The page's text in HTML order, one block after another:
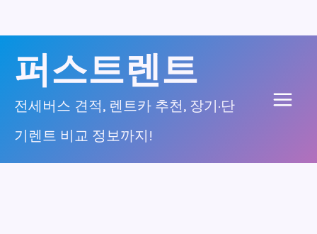
너
퍼스트렌트
전세버스 견적, 렌트카 추천, 장기·단
기렌트 비교 정보까지!